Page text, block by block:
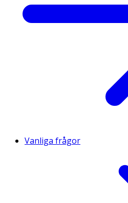
Vanliga frågor